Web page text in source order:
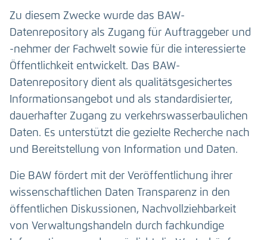
Zu diesem Zwecke wurde das BAW-
Datenrepository als Zugang für Auftraggeber und
-nehmer der Fachwelt sowie für die interessierte
Öffentlichkeit entwickelt. Das BAW-
Datenrepository dient als qualitätsgesichertes
Informationsangebot und als standardisierter,
dauerhafter Zugang zu verkehrswasserbaulichen
Daten. Es unterstützt die gezielte Recherche nach
und Bereitstellung von Information und Daten.
Die BAW fördert mit der Veröffentlichung ihrer
wissenschaftlichen Daten Transparenz in den
öffentlichen Diskussionen, Nachvollziehbarkeit
von Verwaltungshandeln durch fachkundige